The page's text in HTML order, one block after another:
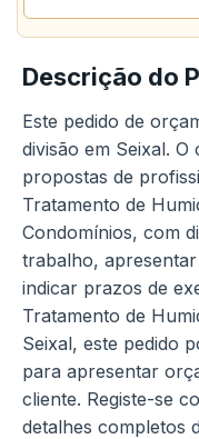
Descrição do
Este pedido de
divisão em Seixal.
propostas de
Tratamento de
Condomínios, com
trabalho,
indicar prazos de
Tratamento de
Seixal, este pedido
para apresentar
cliente. Registe-se
detalhes completos